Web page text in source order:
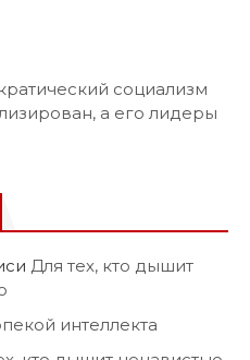
социализм
а его лидеры
Для тех, кто дышит
интеллекта